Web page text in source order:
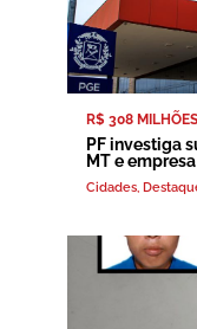
R$ 308
PF investiga
MT e
Cidades,